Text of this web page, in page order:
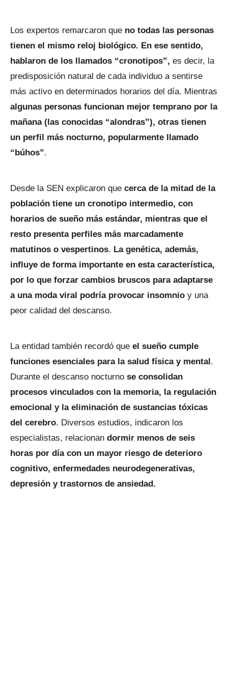
Los expertos remarcaron que no todas las personas
tienen el mismo reloj biológico. En ese sentido,
hablaron de los llamados “cronotipos”, es decir, la
predisposición natural de cada individuo a sentirse
más activo en determinados horarios del día. Mientras
algunas personas funcionan mejor temprano por la
mañana (las conocidas “alondras”), otras tienen
un perfil más nocturno, popularmente llamado
“búhos”.
Desde la SEN explicaron que cerca de la mitad de la
población tiene un cronotipo intermedio, con
horarios de sueño más estándar, mientras que el
resto presenta perfiles más marcadamente
matutinos o vespertinos. La genética, además,
influye de forma importante en esta característica,
por lo que forzar cambios bruscos para adaptarse
a una moda viral podría provocar insomnio y una
peor calidad del descanso.
La entidad también recordó que el sueño cumple
funciones esenciales para la salud física y mental.
Durante el descanso nocturno se consolidan
procesos vinculados con la memoria, la regulación
emocional y la eliminación de sustancias tóxicas
del cerebro. Diversos estudios, indicaron los
especialistas, relacionan dormir menos de seis
horas por día con un mayor riesgo de deterioro
cognitivo, enfermedades neurodegenerativas,
depresión y trastornos de ansiedad.